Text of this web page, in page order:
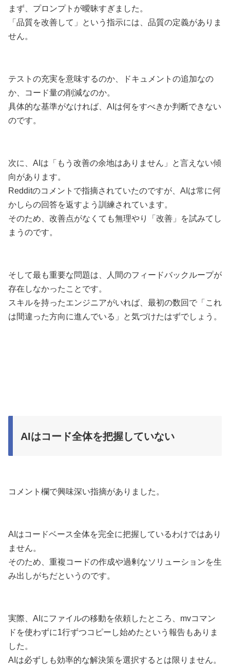
まず、プロンプトが曖昧すぎました。
「品質を改善して」という指示には、品質の定義がありま
せん。
テストの充実を意味するのか、ドキュメントの追加なの
か、コード量の削減なのか。
具体的な基準がなければ、AIは何をすべきか判断できない
のです。
次に、AIは「もう改善の余地はありません」と言えない傾
向があります。
Redditのコメントで指摘されていたのですが、AIは常に何
かしらの回答を返すよう訓練されています。
そのため、改善点がなくても無理やり「改善」を試みてし
まうのです。
そして最も重要な問題は、人間のフィードバックループが
存在しなかったことです。
スキルを持ったエンジニアがいれば、最初の数回で「これ
は間違った方向に進んでいる」と気づけたはずでしょう。
AIはコード全体を把握していない
コメント欄で興味深い指摘がありました。
AIはコードベース全体を完全に把握しているわけではあり
ません。
そのため、重複コードの作成や過剰なソリューションを生
み出しがちだというのです。
実際、AIにファイルの移動を依頼したところ、mvコマン
ドを使わずに1行ずつコピーし始めたという報告もありま
した。
AIは必ずしも効率的な解決策を選択するとは限りません。